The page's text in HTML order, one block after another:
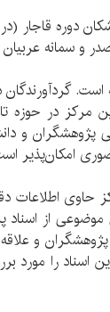
دوره قاجار
و سمانه
گردآورندگان
مرکز در حوزه
و
امکان‌پذیر
حاوی
موضوعی از
و
اسناد را